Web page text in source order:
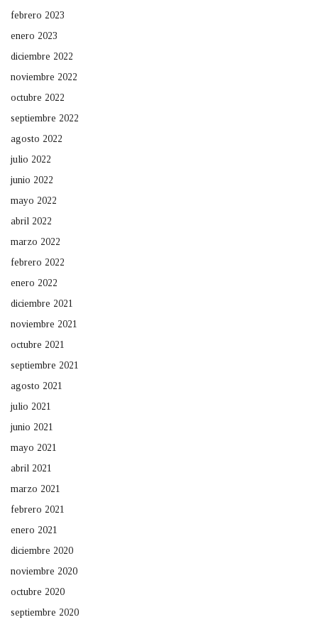
febrero 2023
enero 2023
diciembre 2022
noviembre 2022
octubre 2022
septiembre 2022
agosto 2022
julio 2022
junio 2022
mayo 2022
abril 2022
marzo 2022
febrero 2022
enero 2022
diciembre 2021
noviembre 2021
octubre 2021
septiembre 2021
agosto 2021
julio 2021
junio 2021
mayo 2021
abril 2021
marzo 2021
febrero 2021
enero 2021
diciembre 2020
noviembre 2020
octubre 2020
septiembre 2020